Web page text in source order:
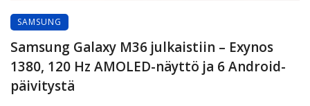
SAMSUNG
Samsung Galaxy M36 julkaistiin – Exynos
1380, 120 Hz AMOLED-näyttö ja 6 Android-
päivitystä